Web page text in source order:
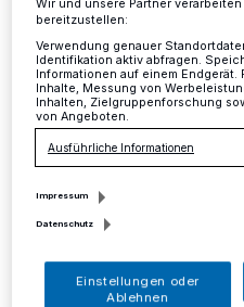
für NRW
Kreis·Gute Nachrichten
und dem Kreis Mettmann:
Haltstelle der S1, eröffnet
"Bergstation".
13.11.2016 , 16:49 Uhr
Wir und unsere Partner
bereitzustellen:
Verwendung genauer
Identifikation aktiv abfragen.
Informationen auf einem Endgerät.
Inhalte, Messung von
Inhalten, Zielgruppenforschung
von Angeboten.
Ausführliche Informationen
Impressum
Datenschutz
Einstellungen oder
Ablehnen